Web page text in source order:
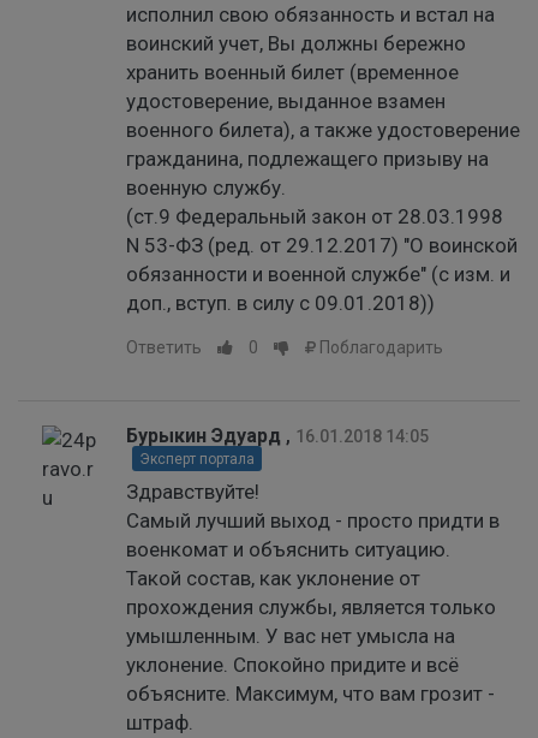
исполнил свою обязанность и встал на
воинский учет, Вы должны бережно
хранить военный билет (временное
удостоверение, выданное взамен
военного билета), а также удостоверение
гражданина, подлежащего призыву на
военную службу.
(ст.9 Федеральный закон от 28.03.1998
N 53-ФЗ (ред. от 29.12.2017) "О воинской
обязанности и военной службе" (с изм. и
доп., вступ. в силу с 09.01.2018))
Ответить 0 Поблагодарить
Бурыкин Эдуард , 16.01.2018 14:05
Эксперт портала
Здравствуйте!
Самый лучший выход - просто придти в
военкомат и объяснить ситуацию.
Такой состав, как уклонение от
прохождения службы, является только
умышленным. У вас нет умысла на
уклонение. Спокойно придите и всё
объясните. Максимум, что вам грозит -
штраф.